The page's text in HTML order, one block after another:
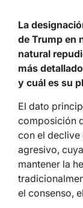
La
de Trump en
natural
más
y cuál es su
El dato
composición
con el declive
agresivo,
mantener la
el consenso,